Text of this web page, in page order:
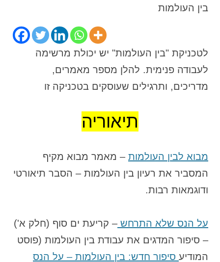
בין העולמות
לטכניקת "בין העולמות" יש יכולת מרשימה
לעבודה פנימית. להלן מספר מאמרים,
מדריכים, ותרגילים שעוסקים בטכניקה זו
תיאוריה
מבוא לבין העולמות – מאמר מבוא מקיף
המסביר את רעיון בין העולמות – הסבר תיאורטי
ודוגמאות רבות.
על הנס שלא התרחש – קריעת ים סוף (חלק א')
– סיפור המדגים את עבודת בין העולמות (פוסט
המודיע סיפור חדש: בין העולמות – על הנס